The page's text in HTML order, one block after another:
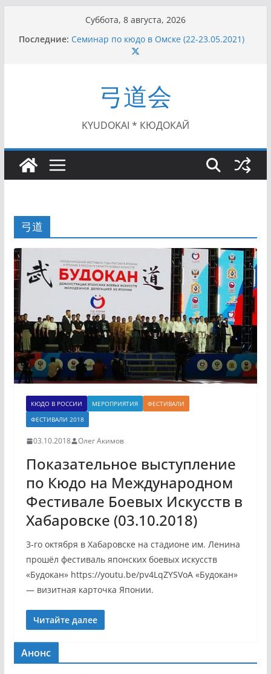
содержимому
Суббота, 8 августа, 2026
Последние: Семинар по кюдо в Омске (22-23.05.2021)
Чемпионат Росcии, Дёмино (2-5.09.2021)
II Кубок Посла Японии в России по Кюдо,
Орёл (25.07.2021)
I этап Кубка Московской области по Кюдо /
Сейдокан II (27.06.2021)
弓道会
KYUDOKAI * КЮДОКАЙ
弓道
КЮДО В РОССИИ МЕРОПРИЯТИЯ
ФЕСТИВАЛИ
ФЕСТИВАЛИ 2018
03.10.2018 Олег Акимов
Показательное выступление
по Кюдо на Международном
Фестивале Боевых Искусств в
Хабаровске (03.10.2018)
3-го октября в Хабаровске на стадионе им. Ленина
прошёл фестиваль японских боевых искусств
«Будокан» https://youtu.be/pv4LqZYSVoA «Будокан»
— визитная карточка Японии.
Читайте далее
Анонс